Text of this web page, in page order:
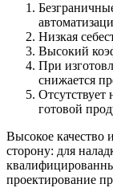
Низкая
Высокий
При
снижается
готовой
Высокое качество
сторону: для
проектирование